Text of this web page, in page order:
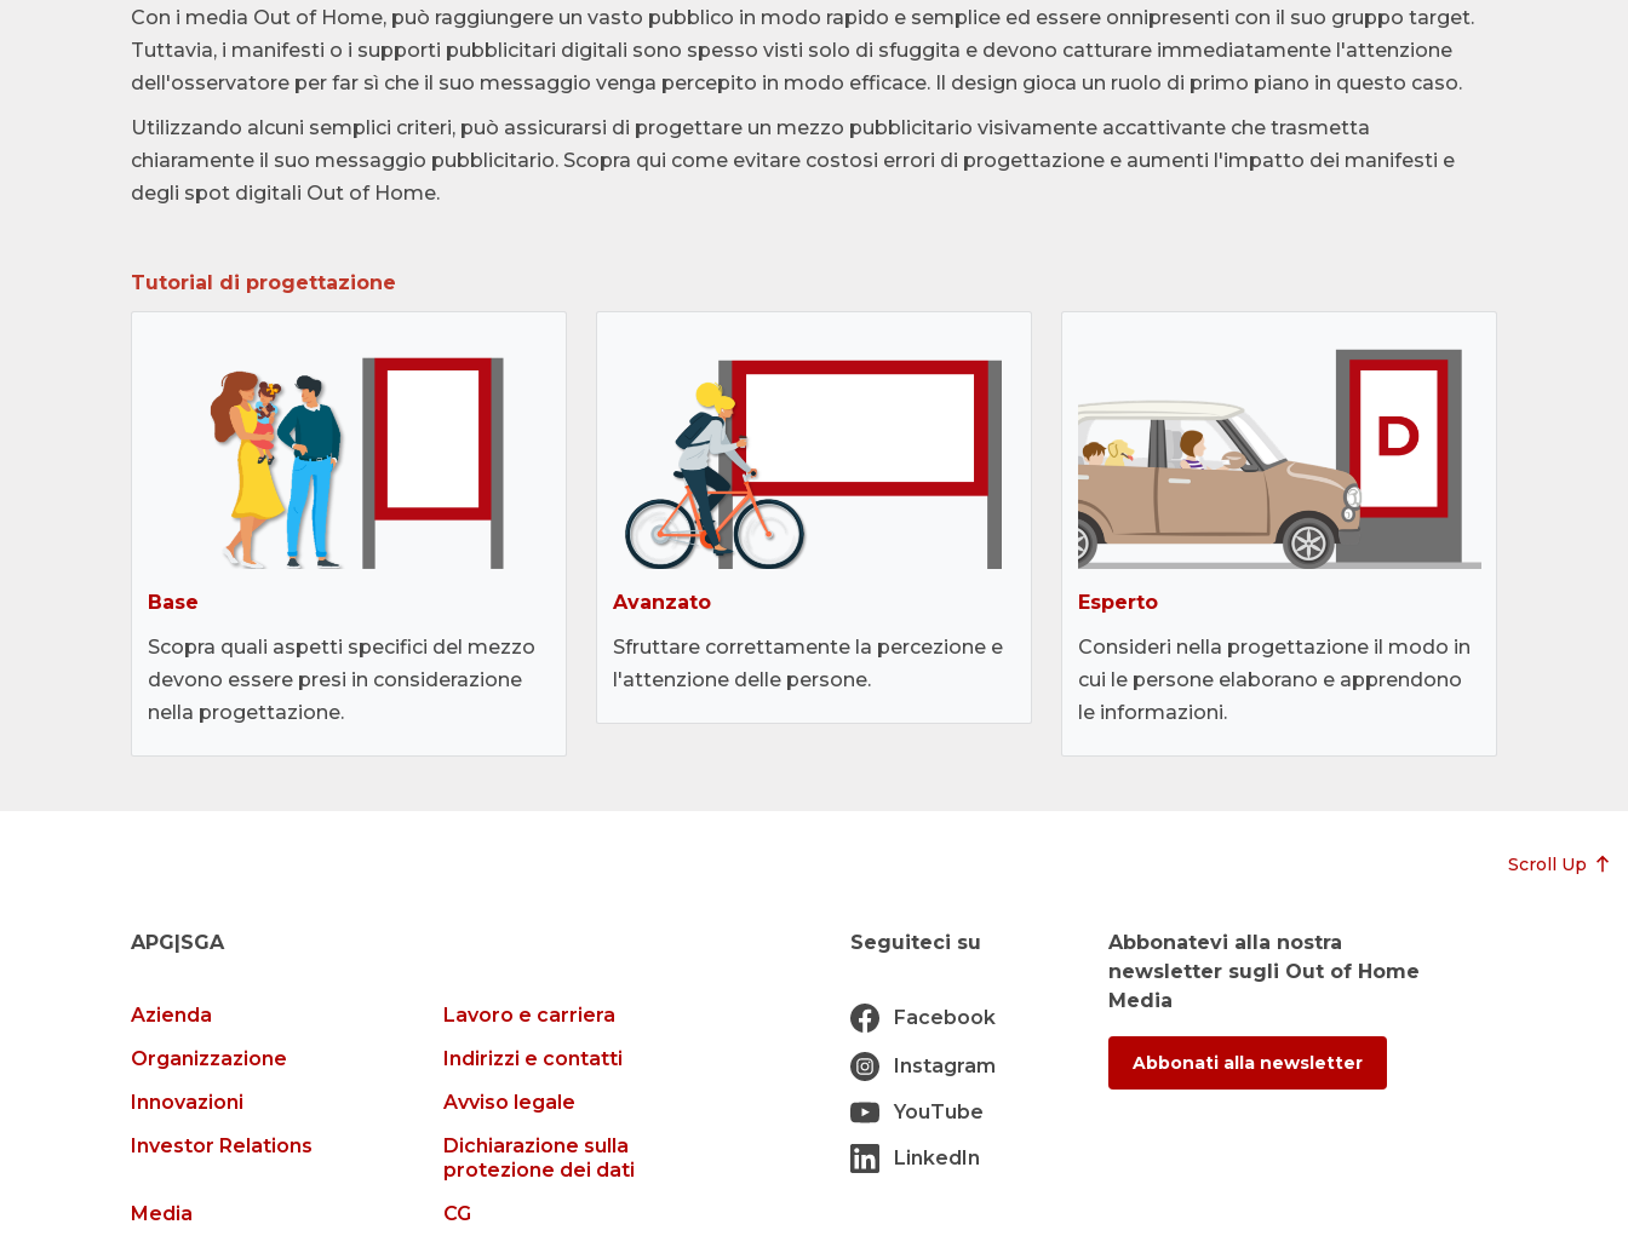
Con i media Out of Home, può raggiungere un vasto pubblico in modo rapido e semplice ed essere onnipresenti con il suo gruppo target.
Tuttavia, i manifesti o i supporti pubblicitari digitali sono spesso visti solo di sfuggita e devono catturare immediatamente l'attenzione
dell'osservatore per far sì che il suo messaggio venga percepito in modo efficace. Il design gioca un ruolo di primo piano in questo caso.
Utilizzando alcuni semplici criteri, può assicurarsi di progettare un mezzo pubblicitario visivamente accattivante che trasmetta
chiaramente il suo messaggio pubblicitario. Scopra qui come evitare costosi errori di progettazione e aumenti l'impatto dei manifesti e
degli spot digitali Out of Home.
Tutorial di progettazione
Base
Scopra quali aspetti specifici del mezzo
devono essere presi in considerazione
nella progettazione.
Avanzato
Sfruttare correttamente la percezione e
l'attenzione delle persone.
Esperto
Consideri nella progettazione il modo in
cui le persone elaborano e apprendono
le informazioni.
Scroll Up
APG|SGA
Azienda
Lavoro e carriera
Organizzazione
Indirizzi e contatti
Innovazioni
Avviso legale
Investor Relations
Dichiarazione sulla
protezione dei dati
Media
CG
Seguiteci su
Facebook
Instagram
YouTube
LinkedIn
Abbonatevi alla nostra
newsletter sugli Out of Home
Media
Abbonati alla newsletter